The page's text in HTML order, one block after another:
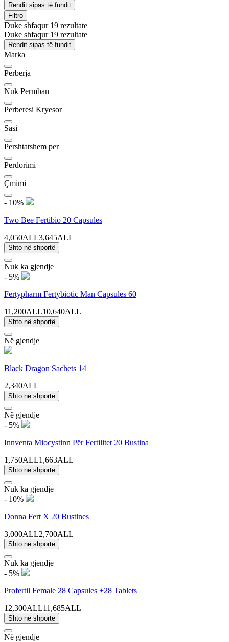
Rendit sipas të fundit
Filtro
Duke shfaqur 19 rezultate
Duke shfaqur 19 rezultate
Rendit sipas të fundit
Marka
Perberja
Nuk Permban
Perberesi Kryesor
Sasi
Pershtatshem per
Perdorimi
Çmimi
- 10%
Two Bee Fertibio 20 Capsules
4,050ALL3,645ALL
Shto në shportë
Nuk ka gjendje
- 5%
Fertypharm Fertybiotic Man Capsules 60
11,200ALL10,640ALL
Shto në shportë
Në gjendje
Black Dragon Sachets 14
2,340ALL
Shto në shportë
Në gjendje
- 5%
Innventa Miocystinn Për Fertilitet 20 Bustina
1,750ALL1,663ALL
Shto në shportë
Nuk ka gjendje
- 10%
Donna Fert X 20 Bustines
3,000ALL2,700ALL
Shto në shportë
Nuk ka gjendje
- 5%
Profertil Female 28 Capsules +28 Tablets
12,300ALL11,685ALL
Shto në shportë
Në gjendje